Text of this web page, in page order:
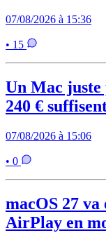
07/08/2026 à 15:36
• 15
Un Mac juste
240 €
07/08/2026 à 15:06
• 0
macOS 27
AirPlay en